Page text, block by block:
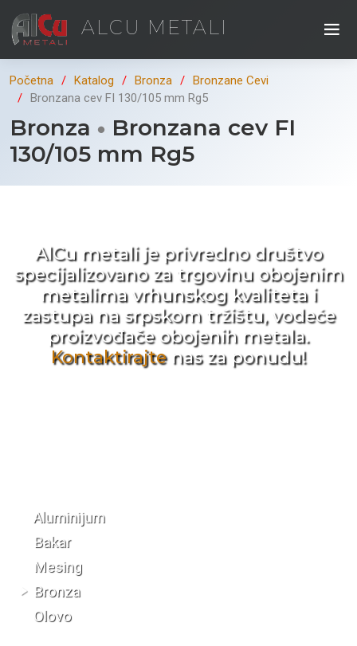
ALCU METALI
Početna Katalog Bronza
Bronzane Cevi
Bronzana cev FI 130/105 mm Rg5
Bronza
Bronzana cev FI
130/105 mm Rg5
AlCu metali je privredno društvo
specijalizovano za trgovinu obojenim
metalima vrhunskog kvaliteta i
zastupa na srpskom tržištu, vodeće
proizvođače obojenih metala.
Kontaktirajtenas za ponudu!
Aluminijum
Bakar
Mesing
Bronza
Olovo